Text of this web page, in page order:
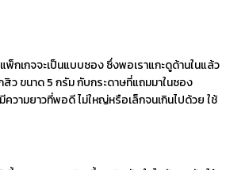
พ็กเกจจะเป็นแบบซอง ซึ่งพอเราแกะดูด้านในแล้ว
ว ขนาด 5 กรัม กับกระดาษที่แถมมาในซอง
วามยาวที่พอดี ไม่ใหญ่หรือเล็กจนเกินไปด้วย ใช้